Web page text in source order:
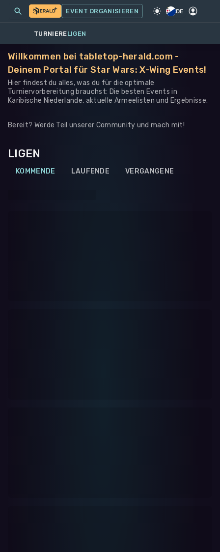
SPIEL·STAR WARS: X-WING
MEINE EVENTS MEHR
EVENT ORGANISIEREN DE
TURNIERELIGEN
Willkommen bei tabletop-herald.com -
Deinem Portal für Star Wars: X-Wing Events!
Hier findest du alles, was du für die optimale
Turniervorbereitung brauchst: Die besten Events in
Karibische Niederlande, aktuelle Armeelisten und Ergebnisse.
Bereit? Werde Teil unserer Community und mach mit!
LIGEN
KOMMENDE LAUFENDE VERGANGENE